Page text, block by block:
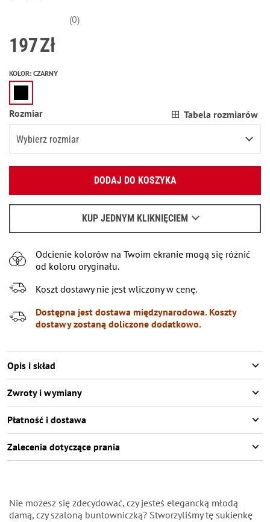
(0)
197Zł
KOLOR: CZARNY
Rozmiar Tabela rozmiarów
Wybierz rozmiar
XS Poinformuj o dostępności
L
DODAJ DO KOSZYKA
KUP JEDNYM KLIKNIĘCIEM
Kiedy czekać na e-mail - przeczytajtu.
Odcienie kolorów na Twoim ekranie mogą się różnić
od koloru oryginału.
Koszt dostawy nie jest wliczony w cenę.
Dostępna jest dostawa międzynarodowa. Koszty
dostawy zostaną doliczone dodatkowo.
Opis i skład
Zwroty i wymiany
Płatność i dostawa
Zalecenia dotyczące prania
Nie możesz się zdecydować, czy jesteś elegancką młodą
damą, czy szaloną buntowniczką? Stworzyliśmy tę sukienkę